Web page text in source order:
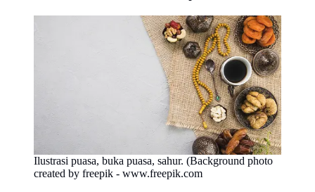
Ilustrasi puasa, buka puasa, sahur. (Background photo
created by freepik - www.freepik.com